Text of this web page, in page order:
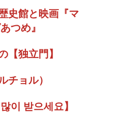
史館と映画『マ
つめ』
【独立門】
チョル）
이 받으세요】